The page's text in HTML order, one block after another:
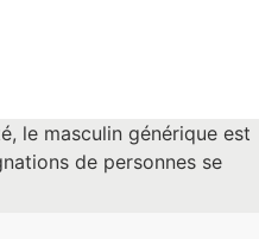
le masculin générique est
de personnes se